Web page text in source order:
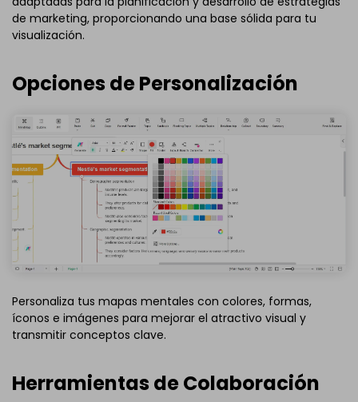
de marketing, proporcionando una base sólida para tu
visualización.
Opciones de Personalización
Personaliza tus mapas mentales con colores, formas,
íconos e imágenes para mejorar el atractivo visual y
transmitir conceptos clave.
Herramientas de Colaboración